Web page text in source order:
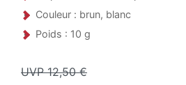
Couleur : brun, blanc
Poids : 10 g
UVP 12,50 €